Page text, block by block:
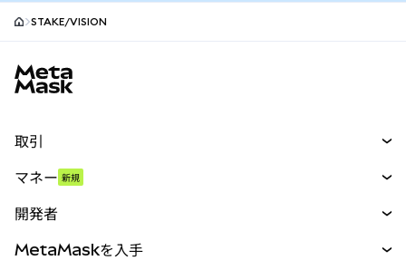
STAKE/VISION
取引
パーペチュアル
RWA
マネー 新規
開発者
MetaMaskを入手